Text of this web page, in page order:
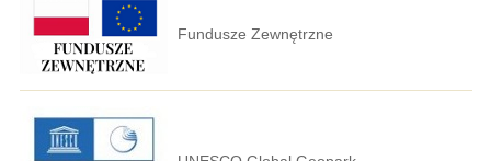
Fundusze Zewnętrzne